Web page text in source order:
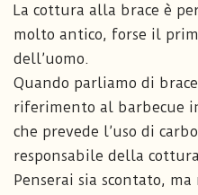
La cottura alla brace è
molto antico, forse il
dell’uomo.
Quando parliamo di
riferimento al barbecue
che prevede l’uso di
responsabile della
Penserai sia scontato,